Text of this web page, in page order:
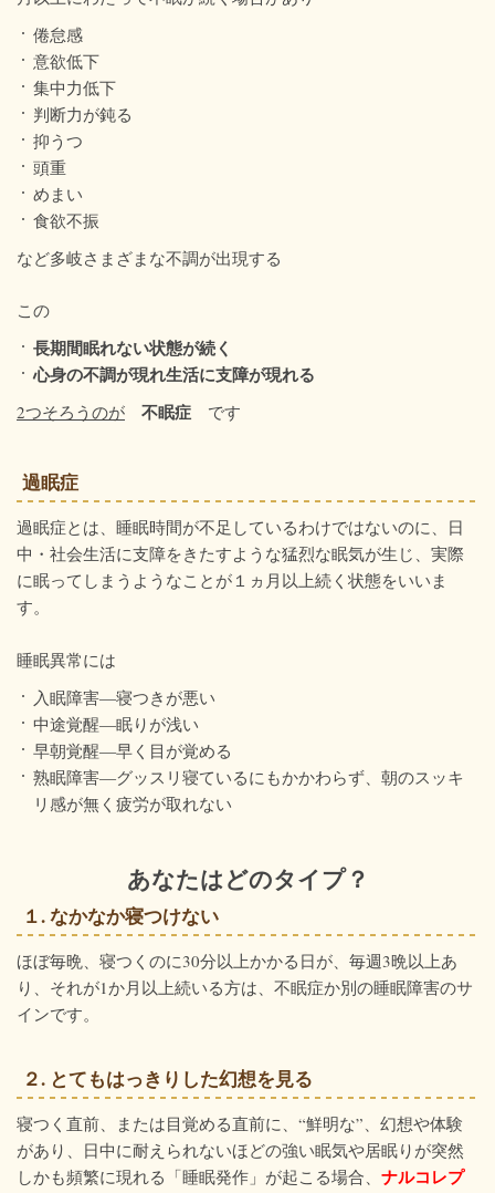
倦怠感
意欲低下
集中力低下
判断力が鈍る
抑うつ
頭重
めまい
食欲不振
など多岐さまざまな不調が出現する
この
長期間眠れない状態が続く
心身の不調が現れ生活に支障が現れる
2つそろうのが 不眠症 です
過眠症
過眠症とは、睡眠時間が不足しているわけではないのに、日
中・社会生活に支障をきたすような猛烈な眠気が生じ、実際
に眠ってしまうようなことが１ヵ月以上続く状態をいいま
す。
睡眠異常には
入眠障害―寝つきが悪い
中途覚醒―眠りが浅い
早朝覚醒―早く目が覚める
熟眠障害―グッスリ寝ているにもかかわらず、朝のスッキ
リ感が無く疲労が取れない
あなたはどのタイプ？
１. なかなか寝つけない
ほぼ毎晩、寝つくのに30分以上かかる日が、毎週3晩以上あ
り、それが1か月以上続いる方は、不眠症か別の睡眠障害のサ
インです。
２. とてもはっきりした幻想を見る
寝つく直前、または目覚める直前に、“鮮明な”、幻想や体験
があり、日中に耐えられないほどの強い眠気や居眠りが突然
しかも頻繁に現れる「睡眠発作」が起こる場合、 ナルコレプ